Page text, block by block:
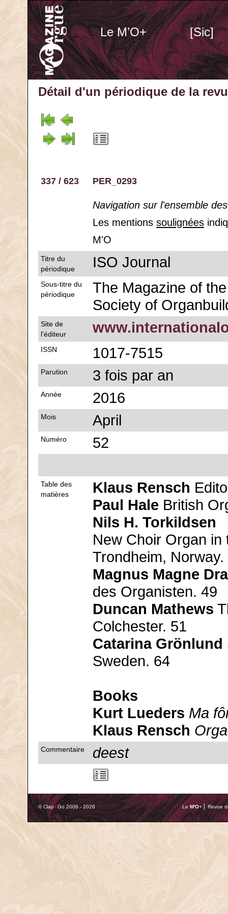
Le M’O+ [Sic]
Détail d'un périodique de la
337 / 623 PER_0293
Navigation sur l'ensemble
Les mentions soulignées
M'O
Titre du
périodique
ISO Journal
Sous-titre du
périodique
The Magazine of
Society of
Site de
l'éditeur
ISSN 1017-7515
Parution 3 fois par an
Année 2016
Mois April
Numéro 52
Table des
matières
Klaus Rensch
Paul Hale British
Nils H. Torkildsen
New Choir Organ
Trondheim, Norway.
Magnus Magne
des Organisten. 49
Duncan Mathews
Colchester. 51
Catarina Grönlund
Sweden. 64
Books
Kurt Lueders Ma
Klaus Rensch
Commentaire deest
© Clap&Go 2006 - 2026 Le M'O+ ⎢ Revue